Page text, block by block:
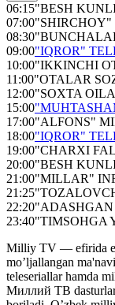
06:15"BESH
07:00"SHIRCHOY"
08:30
09:00"IQROR"
10:00"IKKINCHI
11:00"OTALAR
12:00"SOXTA
15:00
17:00"ALFONS"
18:00"IQROR"
19:00"CHARXI
20:00"BESH
21:00"MILLAR"
21:25
22:20"ADASHGAN
23:40"TIMSOHGA
Milliy TV — efirida
mo’ljallangan
teleseriallar hamda
Миллий ТВ